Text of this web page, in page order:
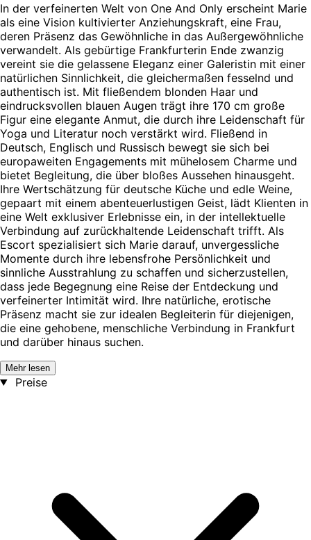
In der verfeinerten Welt von One And Only erscheint Marie
als eine Vision kultivierter Anziehungskraft, eine Frau,
deren Präsenz das Gewöhnliche in das Außergewöhnliche
verwandelt. Als gebürtige Frankfurterin Ende zwanzig
vereint sie die gelassene Eleganz einer Galeristin mit einer
natürlichen Sinnlichkeit, die gleichermaßen fesselnd und
authentisch ist. Mit fließendem blonden Haar und
eindrucksvollen blauen Augen trägt ihre 170 cm große
Figur eine elegante Anmut, die durch ihre Leidenschaft für
Yoga und Literatur noch verstärkt wird. Fließend in
Deutsch, Englisch und Russisch bewegt sie sich bei
europaweiten Engagements mit mühelosem Charme und
bietet Begleitung, die über bloßes Aussehen hinausgeht.
Ihre Wertschätzung für deutsche Küche und edle Weine,
gepaart mit einem abenteuerlustigen Geist, lädt Klienten in
eine Welt exklusiver Erlebnisse ein, in der intellektuelle
Verbindung auf zurückhaltende Leidenschaft trifft. Als
Escort spezialisiert sich Marie darauf, unvergessliche
Momente durch ihre lebensfrohe Persönlichkeit und
sinnliche Ausstrahlung zu schaffen und sicherzustellen,
dass jede Begegnung eine Reise der Entdeckung und
verfeinerter Intimität wird. Ihre natürliche, erotische
Präsenz macht sie zur idealen Begleiterin für diejenigen,
die eine gehobene, menschliche Verbindung in Frankfurt
und darüber hinaus suchen.
Mehr lesen
Preise